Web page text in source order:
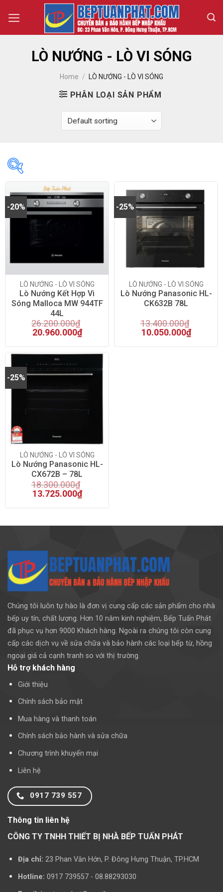
LÒ NƯỚNG - LÒ VI SÓNG
Home / LÒ NƯỚNG - LÒ VI SÓNG
PHÂN LOẠI SẢN PHẨM
10 050 000₫ 20 960 000₫
10 050 000 18 232 500 20 960 000
On sale
Product categories
Lò Nướng Panasonic
-20%
LÒ NƯỚNG - LÒ VI SÓNG
Lò Nướng Kết Hợp Vi
Sóng Malloca MW 944TF
44L
26.200.000₫
20.960.000₫
-25%
LÒ NƯỚNG - LÒ VI SÓNG
Lò Nướng Panasonic HL-
CK632B 78L
13.400.000₫
10.050.000₫
-25%
LÒ NƯỚNG - LÒ VI SÓNG
Lò Nướng Panasonic HL-
CX672B – 78L
18.300.000₫
13.725.000₫
Chúng tôi luôn tự hào là đơn vị cung cấp các sản phẩm cho nhà
bếp uy tín, chất lượng. Hơn 10 năm kinh nghiệm, Bếp Tuấn Phát
đã phục vụ hơn 9000 Khách hàng. Ngoài ra chúng tôi còn cung
cấp các dịch vụ về sửa chữa và bảo hành các loại bếp từ, hồng
ngoại giá cả cạnh tranh so với thị trường.
Hỗ trợ khách hàng
Giới thiệu
Chính sách bảo mật
Mua hàng và thanh toán
Chính sách bảo hành và sửa chữa
Chương trình khuyến mại
Liên hệ
0917 739 557
Thông tin liên hệ
CÔNG TY TNHH THIẾT BỊ NHÀ BẾP TUẤN PHÁT
Địa chỉ: 23 Phan Văn Hớn, P. Đông Hưng Thuận, TP.HCM
Hotline: 0917 739557 - 08.88293030